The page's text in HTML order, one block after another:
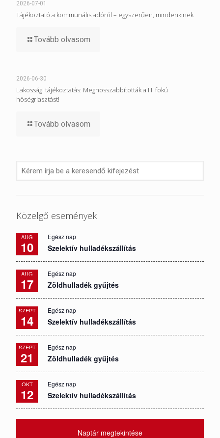
2026-07-01
Tájékoztató a kommunális adóról – egyszerűen, mindenkinek
Tovább olvasom
2026-06-30
Lakossági tájékoztatás: Meghosszabbították a III. fokú
hőségriasztást!
Tovább olvasom
Közelgő események
AUG
10
Egész nap
Szelektív hulladékszállítás
AUG
17
Egész nap
Zöldhulladék gyűjtés
SZEPT
14
Egész nap
Szelektív hulladékszállítás
SZEPT
21
Egész nap
Zöldhulladék gyűjtés
OKT
12
Egész nap
Szelektív hulladékszállítás
Naptár megtekintése